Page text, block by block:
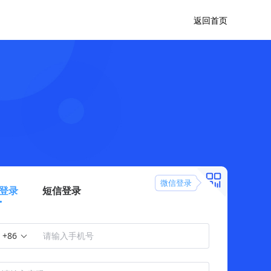
返回首页
微信登录
录 短信登录
+86